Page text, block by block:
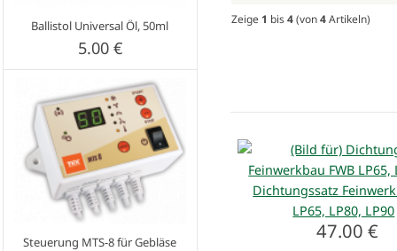
Ballistol Universal Öl, 50ml
5.00 €
Steuerung MTS-8 für Gebläse
Zeige 1 bis4(von4Artikeln)
Dichtungssatz
LP65, LP80, LP90
47.00 €